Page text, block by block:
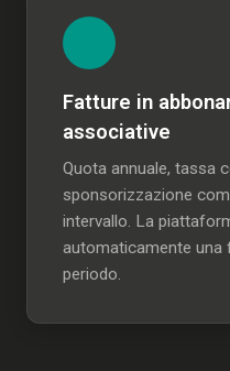
Fatture in
associative
Quota annuale, tassa
sponsorizzazione
intervallo. La
automaticamente una
periodo.